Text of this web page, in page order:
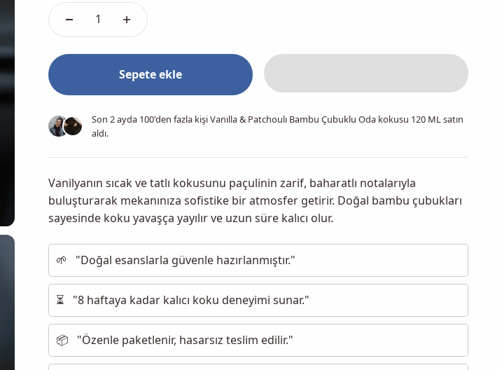
Sepete ekle
Son 2 ayda 100'den fazla kişiVanılla & Patchoulı Bambu Çubuklu Oda kokusu 120 MLsatın
aldı.
Vanilyanın sıcak ve tatlı kokusunu paçulinin zarif, baharatlı notalarıyla
buluşturarak mekanınıza sofistike bir atmosfer getirir. Doğal bambu çubukları
sayesinde koku yavaşça yayılır ve uzun süre kalıcı olur.
🌱 "Doğal esanslarla güvenle hazırlanmıştır."
⏳ "8 haftaya kadar kalıcı koku deneyimi sunar."
📦 "Özenle paketlenir, hasarsız teslim edilir."